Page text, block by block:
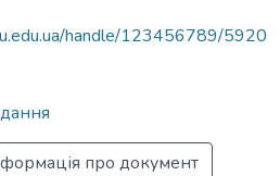
handle/123456789/5920
про документ